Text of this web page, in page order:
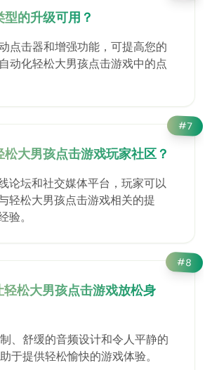
的升级可用？
点击器和增强功能，可提高您的
动化轻松大男孩点击游戏中的点
#7
松大男孩点击游戏玩家社区？
论坛和社交媒体平台，玩家可以
轻松大男孩点击游戏相关的提
验。
#8
轻松大男孩点击游戏放松身
、舒缓的音频设计和令人平静的
于提供轻松愉快的游戏体验。